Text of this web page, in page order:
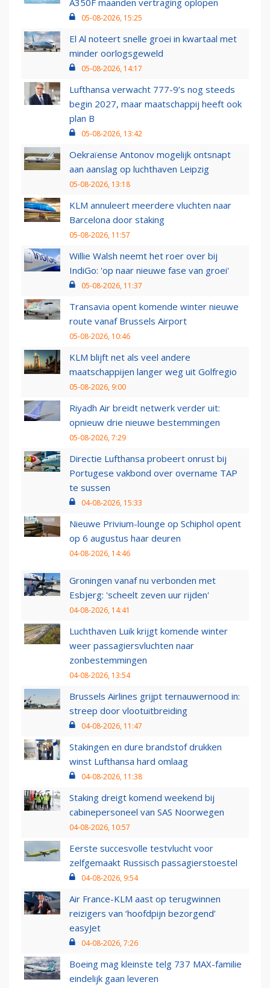
A350F maanden vertraging oplopen
05-08-2026, 15:25
El Al noteert snelle groei in kwartaal met
minder oorlogsgeweld
05-08-2026, 14:17
Lufthansa verwacht 777-9’s nog steeds
begin 2027, maar maatschappij heeft ook
plan B
05-08-2026, 13:42
Oekraïense Antonov mogelijk ontsnapt
aan aanslag op luchthaven Leipzig
05-08-2026, 13:18
KLM annuleert meerdere vluchten naar
Barcelona door staking
05-08-2026, 11:57
Willie Walsh neemt het roer over bij
IndiGo: 'op naar nieuwe fase van groei'
05-08-2026, 11:37
Transavia opent komende winter nieuwe
route vanaf Brussels Airport
05-08-2026, 10:46
KLM blijft net als veel andere
maatschappijen langer weg uit Golfregio
05-08-2026, 9:00
Riyadh Air breidt netwerk verder uit:
opnieuw drie nieuwe bestemmingen
05-08-2026, 7:29
Directie Lufthansa probeert onrust bij
Portugese vakbond over overname TAP
te sussen
04-08-2026, 15:33
Nieuwe Privium-lounge op Schiphol opent
op 6 augustus haar deuren
04-08-2026, 14:46
Groningen vanaf nu verbonden met
Esbjerg: 'scheelt zeven uur rijden'
04-08-2026, 14:41
Luchthaven Luik krijgt komende winter
weer passagiersvluchten naar
zonbestemmingen
04-08-2026, 13:54
Brussels Airlines grijpt ternauwernood in:
streep door vlootuitbreiding
04-08-2026, 11:47
Stakingen en dure brandstof drukken
winst Lufthansa hard omlaag
04-08-2026, 11:38
Staking dreigt komend weekend bij
cabinepersoneel van SAS Noorwegen
04-08-2026, 10:57
Eerste succesvolle testvlucht voor
zelfgemaakt Russisch passagierstoestel
04-08-2026, 9:54
Air France-KLM aast op terugwinnen
reizigers van ‘hoofdpijn bezorgend’
easyJet
04-08-2026, 7:26
Boeing mag kleinste telg 737 MAX-familie
eindelijk gaan leveren